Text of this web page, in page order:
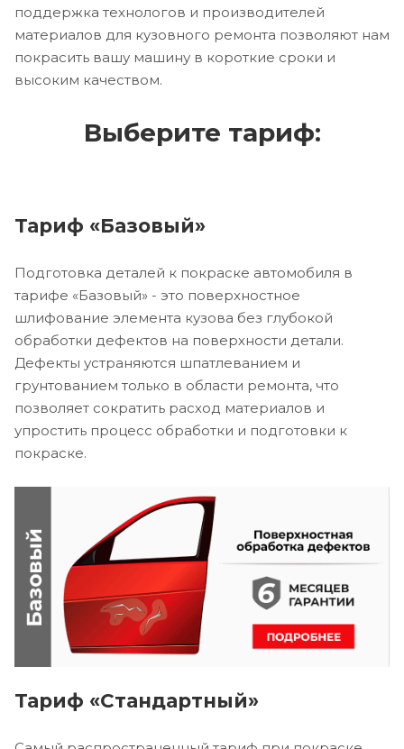
поддержка технологов и производителей
материалов для кузовного ремонта позволяют нам
покрасить вашу машину в короткие сроки и
высоким качеством.
Выберите тариф:
Тариф «Базовый»
Подготовка деталей к покраске автомобиля в
тарифе «Базовый» - это поверхностное
шлифование элемента кузова без глубокой
обработки дефектов на поверхности детали.
Дефекты устраняются шпатлеванием и
грунтованием только в области ремонта, что
позволяет сократить расход материалов и
упростить процесс обработки и подготовки к
покраске.
Тариф «Стандартный»